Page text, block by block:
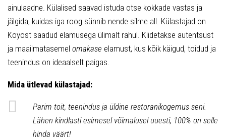
ainulaadne. Külalised saavad istuda otse kokkade vastas ja
jälgida, kuidas iga roog sünnib nende silme all. Külastajad on
Koyost saadud elamusega ülimalt rahul. Kiidetakse autentsust
ja maailmatasemel omakase elamust, kus kõik käigud, toidud ja
teenindus on ideaalselt paigas.
Mida ütlevad külastajad:
Parim toit, teenindus ja üldine restoranikogemus seni.
Lähen kindlasti esimesel võimalusel uuesti, 100% on selle
hinda väärt!